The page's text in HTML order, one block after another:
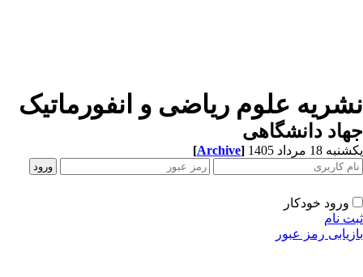
علوم ریاضی و انفورماتیک
دانشگاهی
18 مرداد 1405 [Archive]
ورود خودکار
نام
رمز عبور